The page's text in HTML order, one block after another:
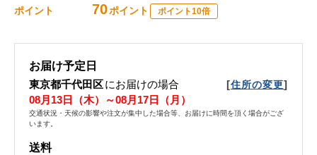
ポイント 70ポイント ポイント10倍
お届け予定日
東京都千代田区にお届けの場合 [住所の変更]
08月13日（木）～08月17日（月）
交通状況・天候の影響や注文が集中した場合等、お届けに時間を頂く場合がござ
います。
送料